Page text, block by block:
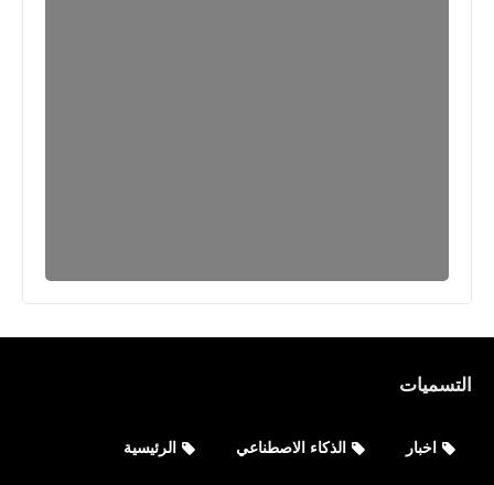
التسميات
اخبار الذكاء الاصطناعي الرئيسية